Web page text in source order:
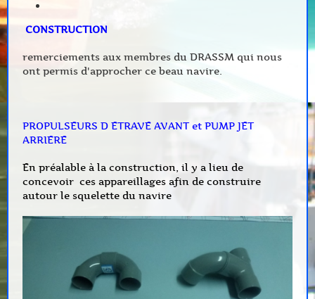
CONSTRUCTION
remerciements aux membres du DRASSM qui nous
ont permis d'approcher ce beau navire.
PROPULSEURS D ETRAVE AVANT et PUMP JET
ARRIERE
En préalable à la construction, il y a lieu de
concevoir ces appareillages afin de construire
autour le squelette du navire